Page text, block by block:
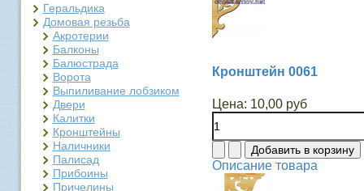
Геральдика
Домовая резьба
Акротерии
Балконы
Балюстрада
Ворота
Выпиливание лобзиком
Двери
Калитки
Кронштейны
Наличники
Палисад
Прибоины
Причелины
Кронштейн 0061
Цена: 10,00 руб
Описание товара